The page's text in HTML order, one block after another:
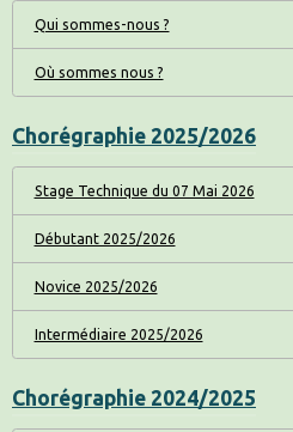
Qui sommes-nous ?
Où sommes nous ?
Chorégraphie 2025/2026
Stage Technique du 07 Mai 2026
Débutant 2025/2026
Novice 2025/2026
Intermédiaire 2025/2026
Chorégraphie 2024/2025